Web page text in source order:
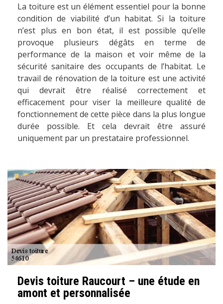
La toiture est un élément essentiel pour la bonne
condition de viabilité d’un habitat. Si la toiture
n’est plus en bon état, il est possible qu’elle
provoque plusieurs dégâts en terme de
performance de la maison et voir même de la
sécurité sanitaire des occupants de l’habitat. Le
travail de rénovation de la toiture est une activité
qui devrait être réalisé correctement et
efficacement pour viser la meilleure qualité de
fonctionnement de cette pièce dans la plus longue
durée possible. Et cela devrait être assuré
uniquement par un prestataire professionnel.
Devis toiture Raucourt – une étude en
amont et personnalisée